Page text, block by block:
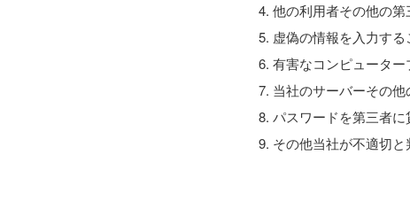
4. 他の利用者その他の
5. 虚偽の情報を入力する
6. 有害なコンピュータ
7. 当社のサーバーその
8. パスワードを第三者
9. その他当社が不適切と